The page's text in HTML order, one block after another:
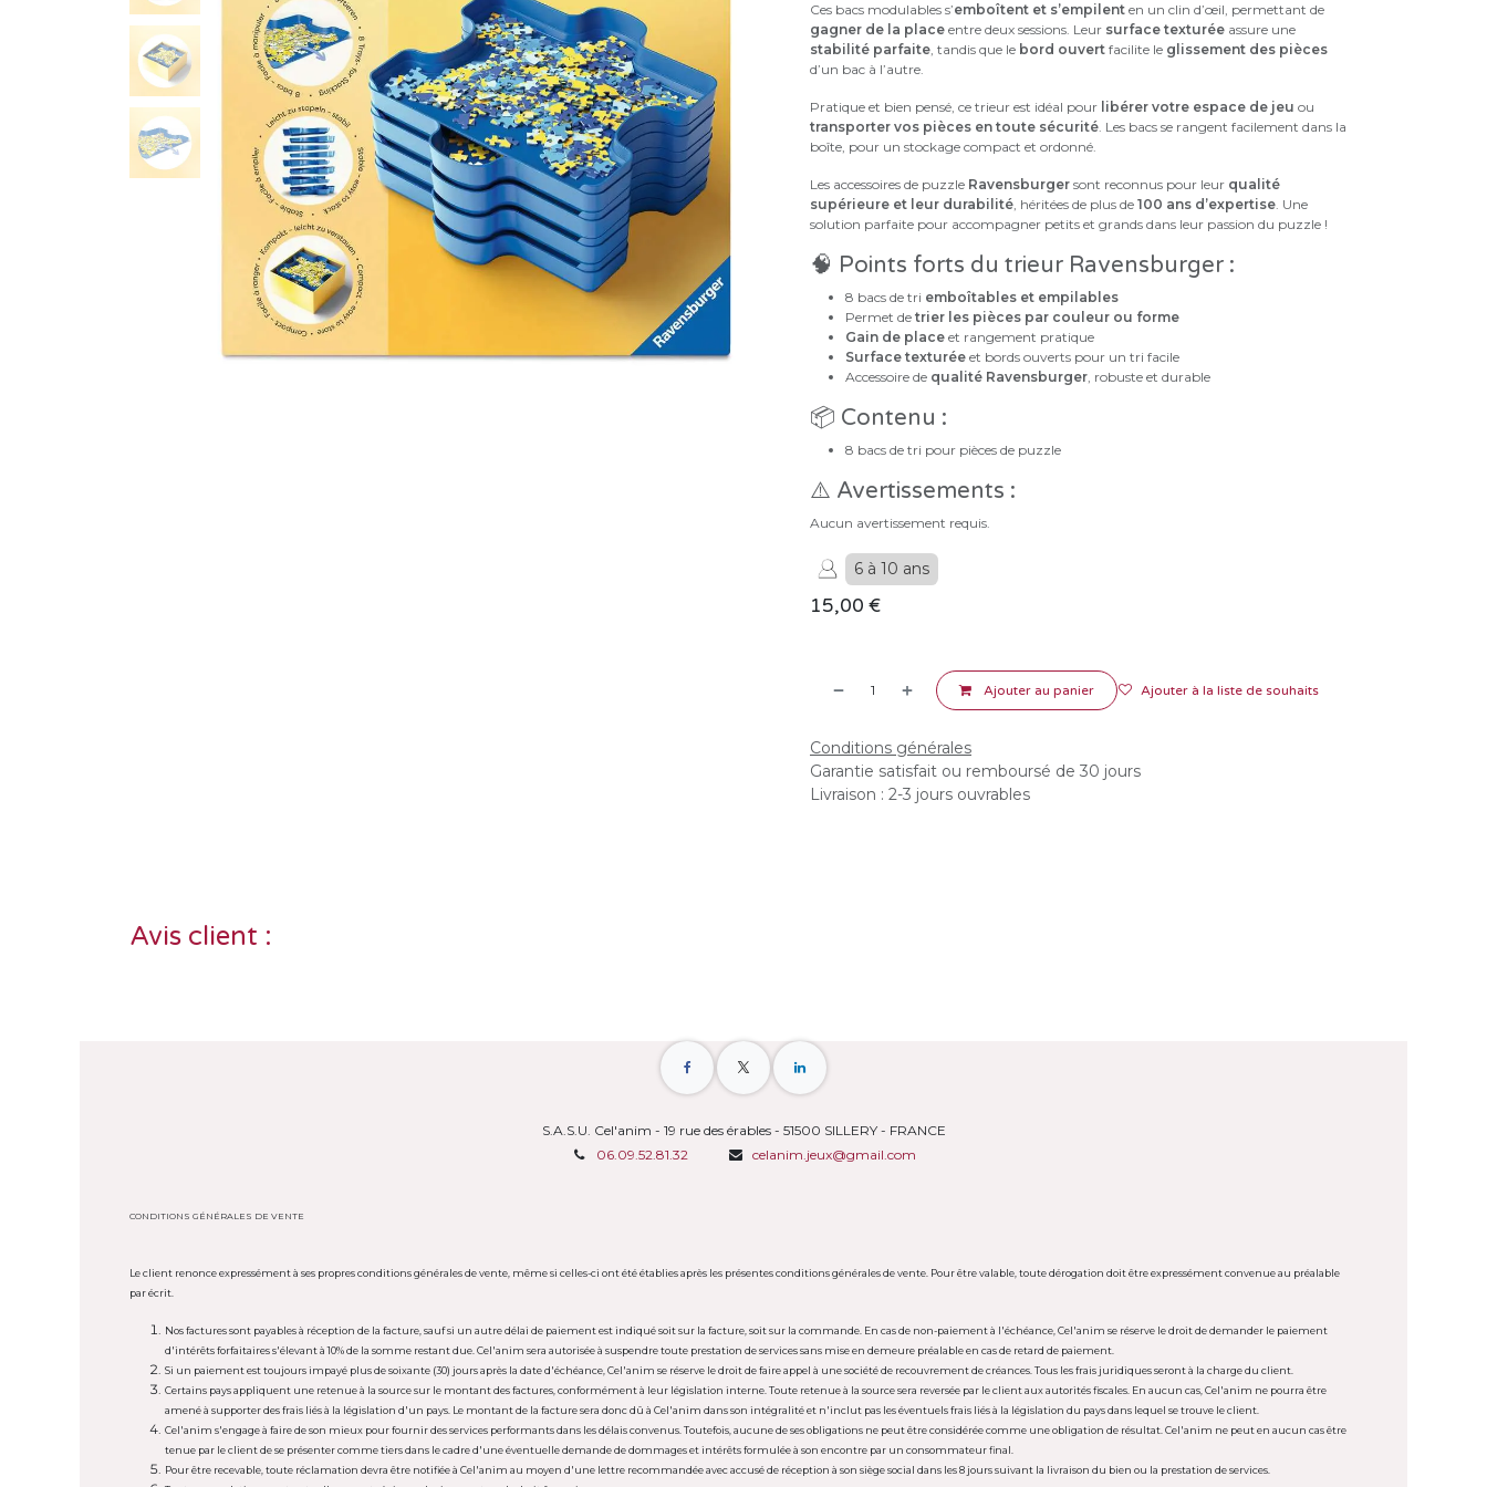
Ces bacs modulables s’emboîtent et s’empilent en un clin d’œil, permettant de
gagner de la place entre deux sessions. Leur surface texturée assure une
stabilité parfaite, tandis que le bord ouvert facilite le glissement des pièces
d’un bac à l’autre.
Pratique et bien pensé, ce trieur est idéal pour libérer votre espace de jeu ou
transporter vos pièces en toute sécurité. Les bacs se rangent facilement dans la
boîte, pour un stockage compact et ordonné.
Les accessoires de puzzle Ravensburger sont reconnus pour leur qualité
supérieure et leur durabilité, héritées de plus de 100 ans d’expertise. Une
solution parfaite pour accompagner petits et grands dans leur passion du puzzle !
🧠 Points forts du trieur Ravensburger :
8 bacs de tri emboîtables et empilables
Permet de trier les pièces par couleur ou forme
Gain de place et rangement pratique
Surface texturée et bords ouverts pour un tri facile
Accessoire de qualité Ravensburger, robuste et durable
📦 Contenu :
8 bacs de tri pour pièces de puzzle
⚠️ Avertissements :
Aucun avertissement requis.
6 à 10 ans
15,00 €
Ajouter au panier Ajouter à la liste de souhaits
Conditions générales
Garantie satisfait ou remboursé de 30 jours
Livraison : 2-3 jours ouvrables
Avis client :
S.A.S.U. Cel'anim - 19 rue des érables - 51500 SILLERY - FRANCE
06.09.52.81.32
celanim.jeux@gmail.com
CONDITIONS GÉNÉRALES DE VENTE
Le client renonce expressément à ses propres conditions générales de vente, même si celles-ci ont été établies après les présentes conditions générales de vente. Pour être valable, toute dérogation doit être expressément convenue au préalable
par écrit.
Nos factures sont payables à réception de la facture, sauf si un autre délai de paiement est indiqué soit sur la facture, soit sur la commande. En cas de non-paiement à l'échéance, Cel'anim se réserve le droit de demander le paiement
d'intérêts forfaitaires s'élevant à 10% de la somme restant due. Cel'anim sera autorisée à suspendre toute prestation de services sans mise en demeure préalable en cas de retard de paiement.
Si un paiement est toujours impayé plus de soixante (30) jours après la date d'échéance, Cel'anim se réserve le droit de faire appel à une société de recouvrement de créances. Tous les frais juridiques seront à la charge du client.
Certains pays appliquent une retenue à la source sur le montant des factures, conformément à leur législation interne. Toute retenue à la source sera reversée par le client aux autorités fiscales. En aucun cas, Cel'anim ne pourra être
amené à supporter des frais liés à la législation d'un pays. Le montant de la facture sera donc dû à Cel'anim dans son intégralité et n'inclut pas les éventuels frais liés à la législation du pays dans lequel se trouve le client.
Cel'anim s'engage à faire de son mieux pour fournir des services performants dans les délais convenus. Toutefois, aucune de ses obligations ne peut être considérée comme une obligation de résultat. Cel'anim ne peut en aucun cas être
tenue par le client de se présenter comme tiers dans le cadre d'une éventuelle demande de dommages et intérêts formulée à son encontre par un consommateur final.
Pour être recevable, toute réclamation devra être notifiée à Cel'anim au moyen d'une lettre recommandée avec accusé de réception à son siège social dans les 8 jours suivant la livraison du bien ou la prestation de services.